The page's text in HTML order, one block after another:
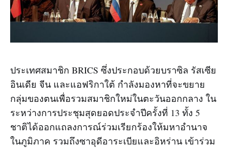
ประเทศสมาชิก BRICS ซึ่งประกอบด้วยบราซิล รัสเซีย
อินเดีย จีน และแอฟริกาใต้ กำลังมองหาที่จะขยาย
กลุ่มของตนเพื่อรวมสมาชิกใหม่ในตะวันออกกลาง ใน
ระหว่างการประชุมสุดยอดประจำปีครั้งที่ 13 ทั้ง 5
ชาติได้ออกแถลงการณ์ร่วมเรียกร้องให้มหาอำนาจ
ในภูมิภาค รวมถึงซาอุดีอาระเบียและอิหร่าน เข้าร่วม